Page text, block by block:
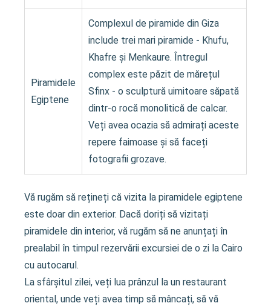
Piramidele
Egiptene
Complexul de piramide din Giza
include trei mari piramide - Khufu,
Khafre și Menkaure. Întregul
complex este păzit de mărețul
Sfinx - o sculptură uimitoare săpată
dintr-o rocă monolitică de calcar.
Veți avea ocazia să admirați aceste
repere faimoase și să faceți
fotografii grozave.
Vă rugăm să rețineți că vizita la piramidele egiptene
este doar din exterior. Dacă doriți să vizitați
piramidele din interior, vă rugăm să ne anunțați în
prealabil în timpul rezervării excursiei de o zi la Cairo
cu autocarul.
La sfârșitul zilei, veți lua prânzul la un restaurant
oriental, unde veți avea timp să mâncați, să vă